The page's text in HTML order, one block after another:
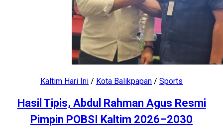
Kaltim Hari Ini / Kota Balikpapan / Sports
Hasil Tipis, Abdul Rahman Agus Resmi
Pimpin POBSI Kaltim 2026–2030